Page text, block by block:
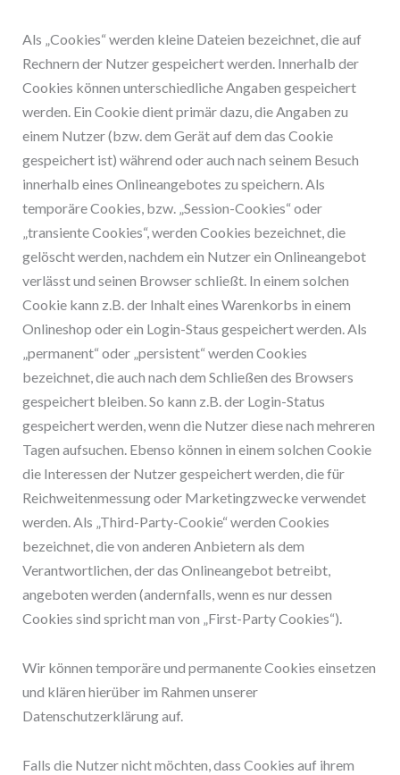
Als „Cookies“ werden kleine Dateien bezeichnet, die auf
Rechnern der Nutzer gespeichert werden. Innerhalb der
Cookies können unterschiedliche Angaben gespeichert
werden. Ein Cookie dient primär dazu, die Angaben zu
einem Nutzer (bzw. dem Gerät auf dem das Cookie
gespeichert ist) während oder auch nach seinem Besuch
innerhalb eines Onlineangebotes zu speichern. Als
temporäre Cookies, bzw. „Session-Cookies“ oder
„transiente Cookies“, werden Cookies bezeichnet, die
gelöscht werden, nachdem ein Nutzer ein Onlineangebot
verlässt und seinen Browser schließt. In einem solchen
Cookie kann z.B. der Inhalt eines Warenkorbs in einem
Onlineshop oder ein Login-Staus gespeichert werden. Als
„permanent“ oder „persistent“ werden Cookies
bezeichnet, die auch nach dem Schließen des Browsers
gespeichert bleiben. So kann z.B. der Login-Status
gespeichert werden, wenn die Nutzer diese nach mehreren
Tagen aufsuchen. Ebenso können in einem solchen Cookie
die Interessen der Nutzer gespeichert werden, die für
Reichweitenmessung oder Marketingzwecke verwendet
werden. Als „Third-Party-Cookie“ werden Cookies
bezeichnet, die von anderen Anbietern als dem
Verantwortlichen, der das Onlineangebot betreibt,
angeboten werden (andernfalls, wenn es nur dessen
Cookies sind spricht man von „First-Party Cookies“).
Wir können temporäre und permanente Cookies einsetzen
und klären hierüber im Rahmen unserer
Datenschutzerklärung auf.
Falls die Nutzer nicht möchten, dass Cookies auf ihrem